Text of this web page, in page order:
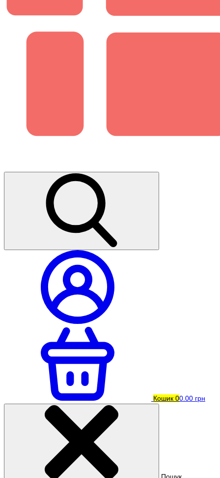
Кошик 00.00 грн